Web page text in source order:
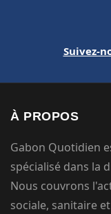
Suivez-
À PROPOS
Gabon Quotidien
spécialisé dans la
Nous couvrons
sociale, sanitaire